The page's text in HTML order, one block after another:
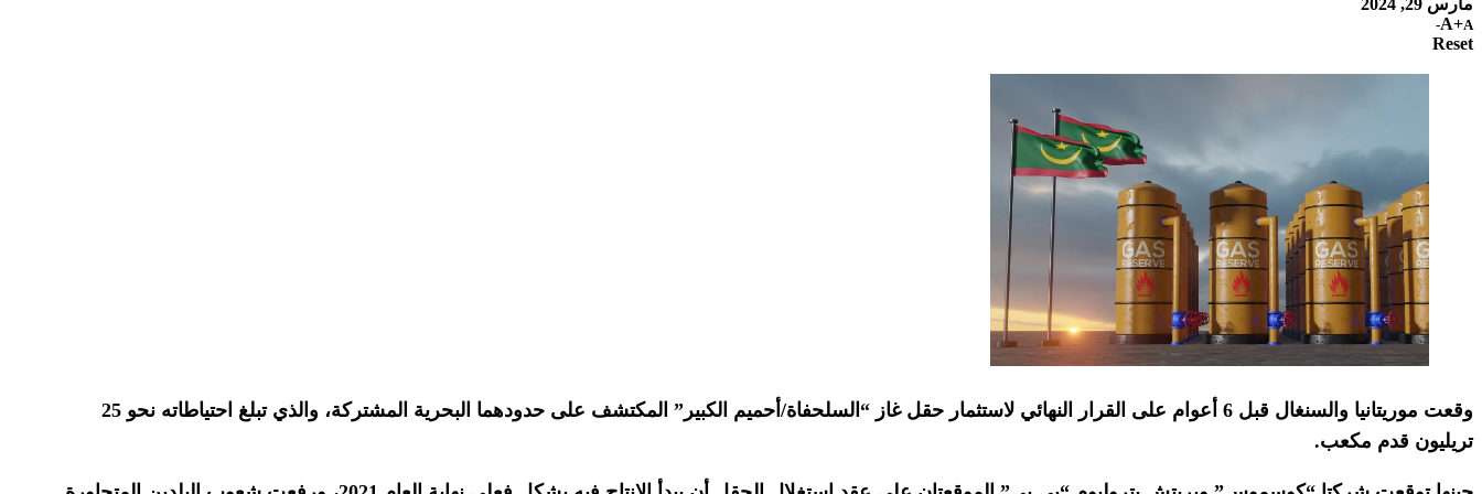
A+A-
Reset
وقعت موريتانيا والسنغال قبل 6 أعوام على القرار النهائي لاستثمار حقل غاز “السلحفاة/أحميم الكبير” المكتشف على حدودهما البحرية المشتركة، والذي تبلغ احتياطاته نحو 25
تريليون قدم مكعب.